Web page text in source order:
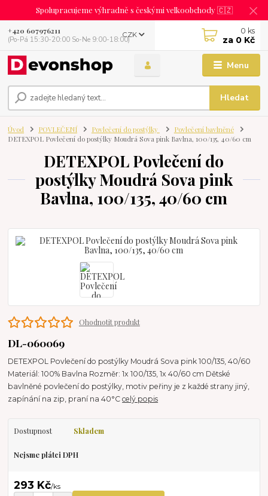
Spolupracujeme výhradně s českými velkoobchody 🇨🇿
Menu
CZK
Hledat
+420 607976211
(Po-Pá 15:30-20:00 So-Ne 9:00-18:00)
0 ks
za 0 Kč
Úvod POVLEČENÍ Povlečení do postýlky
Povlečení bavlněné
DETEXPOL Povlečení do postýlky Moudrá Sova pink Bavlna, 100/135, 40/60 cm
DETEXPOL Povlečení do
postýlky Moudrá Sova pink
Bavlna, 100/135, 40/60 cm
Ohodnotit produkt
DL-060069
DETEXPOL Povlečení do postýlky Moudrá Sova pink 100/135, 40/60
Materiál: 100% Bavlna Rozměr: 1x 100/135, 1x 40/60 cm Dětské
bavlněné povlečení do postýlky, motiv peřiny je z každé strany jiný,
zapínání na zip, praní na 40°Ccelý popis
Dostupnost Skladem
Nejsme plátci DPH
293 Kč/ks